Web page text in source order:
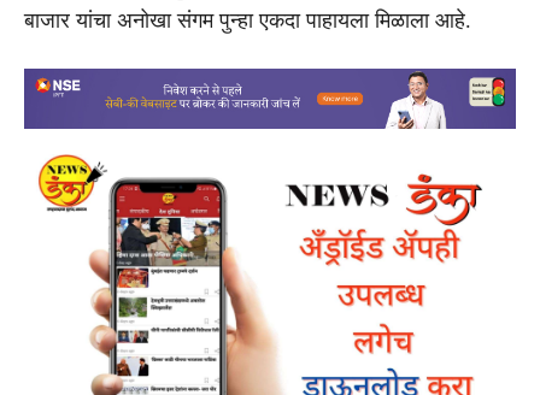
बाजार यांचा अनोखा संगम पुन्हा एकदा पाहायला मिळाला आहे.